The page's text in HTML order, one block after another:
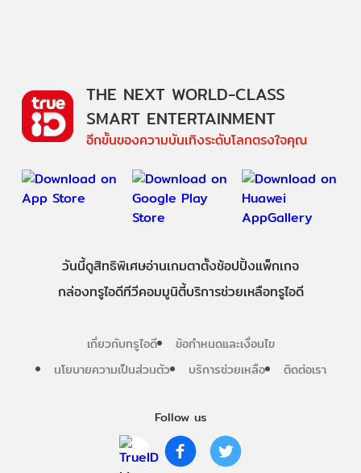
Follow us
THE NEXT WORLD-CLASS
SMART ENTERTAINMENT
อีกขั้นของความบันเทิงระดับโลกตรงใจคุณ
วันนี้ดูสิทธิพิเศษอ่านเกมตาตั้งช้อปปิ้งแพ็กเกจ
กล่องทรูไอดีทีวีคอมมูนิตี้บริการช่วยเหลือทรูไอดี
เกี่ยวกับทรูไอดี
ข้อกำหนดและเงื่อนไข
นโยบายความเป็นส่วนตัว
บริการช่วยเหลือ ติดต่อเรา